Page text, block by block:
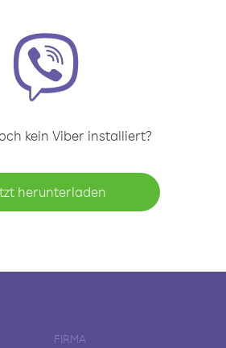
kein Viber installiert?
herunterladen
FIRMA